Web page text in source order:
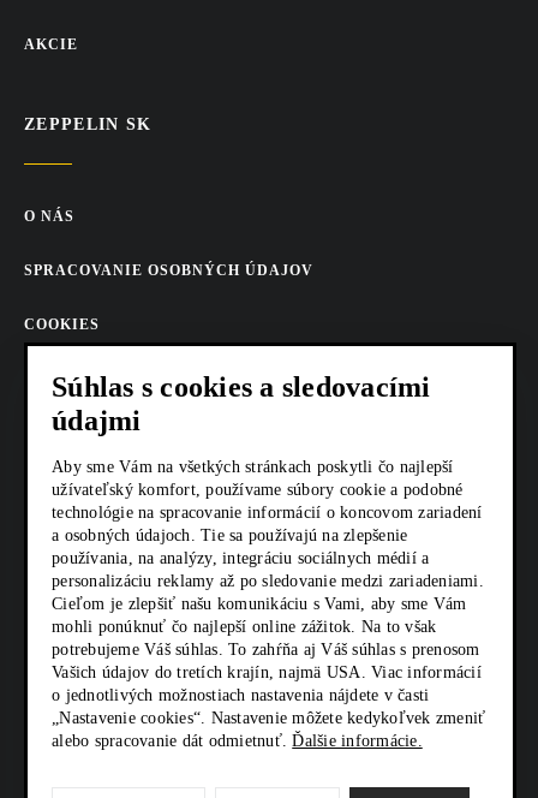
AKCIE
ZEPPELIN SK
O NÁS
SPRACOVANIE OSOBNÝCH ÚDAJOV
COOKIES
AKTUALITY
KARIÉRA
Z SHOP
KONTAKTY
SOCIÁLNE SIETE
Súhlas s cookies a sledovacími
údajmi
Aby sme Vám na všetkých stránkach poskytli čo najlepší
užívateľský komfort, používame súbory cookie a podobné
technológie na spracovanie informácií o koncovom zariadení
a osobných údajoch. Tie sa používajú na zlepšenie
používania, na analýzy, integráciu sociálnych médií a
personalizáciu reklamy až po sledovanie medzi zariadeniami.
Cieľom je zlepšiť našu komunikáciu s Vami, aby sme Vám
mohli ponúknuť čo najlepší online zážitok. Na to však
potrebujeme Váš súhlas. To zahŕňa aj Váš súhlas s prenosom
Vašich údajov do tretích krajín, najmä USA. Viac informácií
o jednotlivých možnostiach nastavenia nájdete v časti
„Nastavenie cookies“. Nastavenie môžete kedykoľvek zmeniť
alebo spracovanie dát odmietnuť.Ďalšie informácie.